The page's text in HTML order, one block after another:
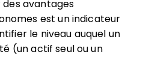
avantages
est un indicateur
le niveau auquel un
(un actif seul ou un